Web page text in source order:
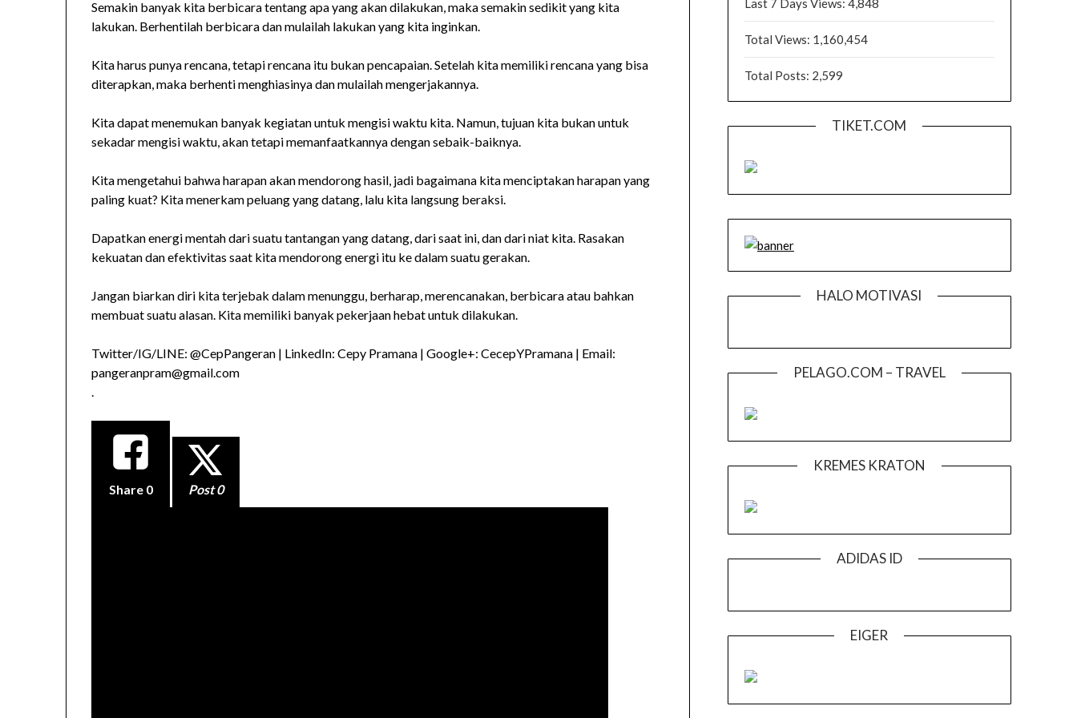
Semakin banyak kita berbicara tentang apa yang akan dilakukan, maka semakin sedikit yang kita
lakukan. Berhentilah berbicara dan mulailah lakukan yang kita inginkan.
Kita harus punya rencana, tetapi rencana itu bukan pencapaian. Setelah kita memiliki rencana yang bisa
diterapkan, maka berhenti menghiasinya dan mulailah mengerjakannya.
Kita dapat menemukan banyak kegiatan untuk mengisi waktu kita. Namun, tujuan kita bukan untuk
sekadar mengisi waktu, akan tetapi memanfaatkannya dengan sebaik-baiknya.
Kita mengetahui bahwa harapan akan mendorong hasil, jadi bagaimana kita menciptakan harapan yang
paling kuat? Kita menerkam peluang yang datang, lalu kita langsung beraksi.
Dapatkan energi mentah dari suatu tantangan yang datang, dari saat ini, dan dari niat kita. Rasakan
kekuatan dan efektivitas saat kita mendorong energi itu ke dalam suatu gerakan.
Jangan biarkan diri kita terjebak dalam menunggu, berharap, merencanakan, berbicara atau bahkan
membuat suatu alasan. Kita memiliki banyak pekerjaan hebat untuk dilakukan.
Twitter/IG/LINE: @CepPangeran | LinkedIn: Cepy Pramana | Google+: CecepYPramana | Email:
pangeranpram@gmail.com
.
Share 0 Post 0
Last 7 Days Views: 4,848
Total Views: 1,160,454
Total Posts: 2,599
TIKET.COM
HALO MOTIVASI
PELAGO.COM – TRAVEL
KREMES KRATON
ADIDAS ID
EIGER